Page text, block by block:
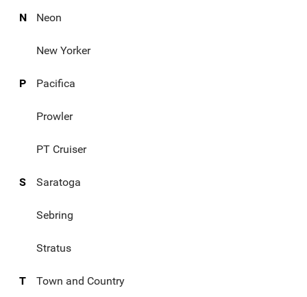
N Neon
New Yorker
P Pacifica
Prowler
PT Cruiser
S Saratoga
Sebring
Stratus
T Town and Country